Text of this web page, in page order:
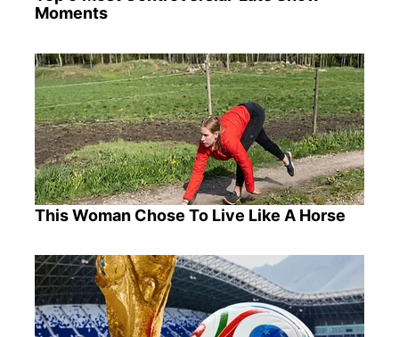
Moments
This Woman Chose To Live Like A Horse